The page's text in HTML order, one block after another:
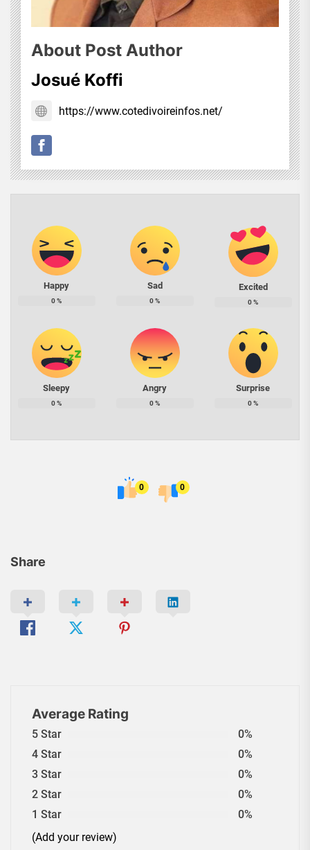
Share
About Post Author
Josué Koffi
https://www.cotedivoireinfos.net/
Happy
0%
Sad
0%
Excited
0%
Sleepy
0%
Angry
0%
Surprise
0%
0 0
Average Rating
5 Star
0%
4 Star
0%
3 Star
0%
2 Star
0%
1 Star
0%
(Add your review)